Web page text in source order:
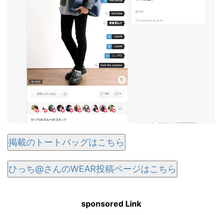
掲載のトートバッグはこちら
ひっち@さんのWEAR投稿ページはこちら
sponsored Link